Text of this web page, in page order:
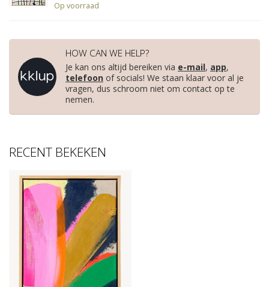
Op voorraad
HOW CAN WE HELP?
Je kan ons altijd bereiken via e-mail, app,
telefoon of socials! We staan klaar voor al je
vragen, dus schroom niet om contact op te
nemen.
RECENT BEKEKEN